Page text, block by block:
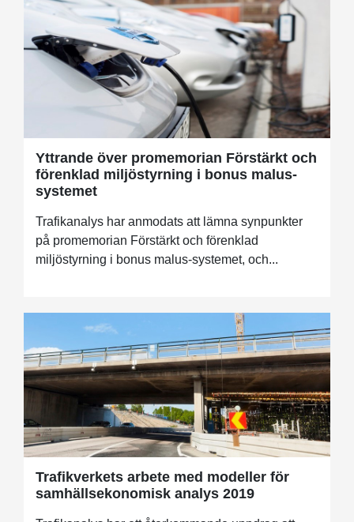
Yttrande över promemorian Förstärkt och
förenklad miljöstyrning i bonus malus-
systemet
Trafikanalys har anmodats att lämna synpunkter
på promemorian Förstärkt och förenklad
miljöstyrning i bonus malus-systemet, och...
Trafikverkets arbete med modeller för
samhällsekonomisk analys 2019